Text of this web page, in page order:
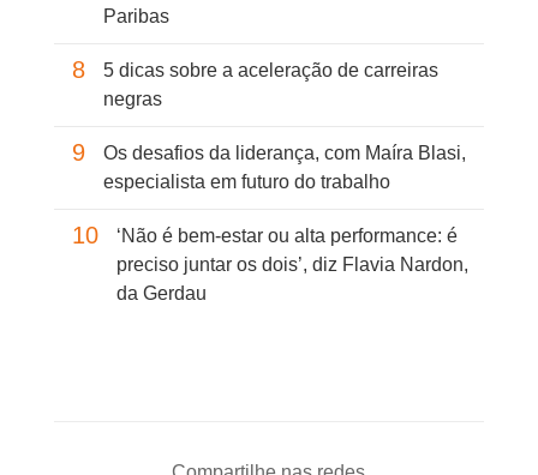
Paribas
8
5 dicas sobre a aceleração de carreiras
negras
9
Os desafios da liderança, com Maíra Blasi,
especialista em futuro do trabalho
10
‘Não é bem-estar ou alta performance: é
preciso juntar os dois’, diz Flavia Nardon,
da Gerdau